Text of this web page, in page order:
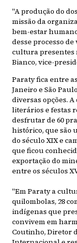
"A produção do
missão da
bem-estar
desse processo
cultura presentes
Bianco, vice-
Paraty fica entre
Janeiro e São
diversas opções.
literários e festas
desfrutar de 60
histórico, que são
do século XIX e
que ficou
exportação do
entre os séculos
"Em Paraty a
quilombolas, 28
indígenas que
convivem em
Coutinho, Diretor